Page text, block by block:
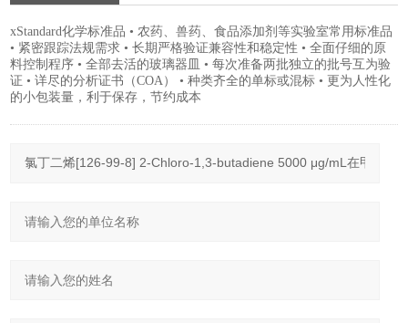
xStandard化学标准品 • 农药、兽药、食品添加剂等实验室常用标准品
• 紧密跟踪法规需求 • 长期严格验证兼容性和稳定性 • 全面仔细的原
料控制程序 • 全部去活的玻璃器皿 • 每次准备两批独立的批号互为验
证 • 详尽的分析证书（COA） • 种类齐全的单标或混标 • 更为人性化
的小包装量，利于保存，节约成本